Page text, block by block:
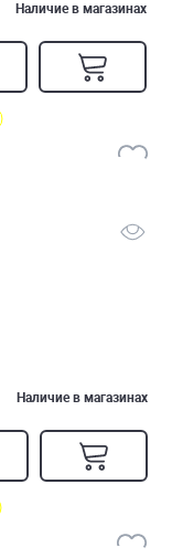
Наличие в магазинах
Наличие в магазинах